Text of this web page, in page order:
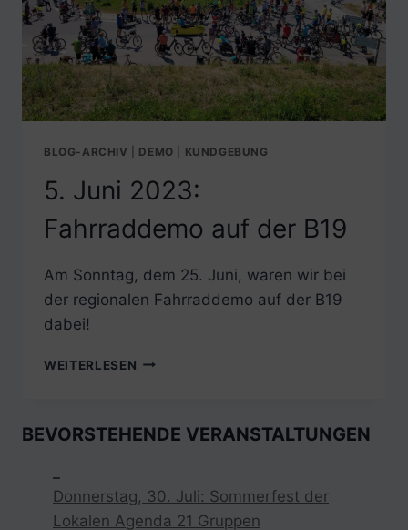
BLOG-ARCHIV DEMO KUNDGEBUNG
5. Juni 2023:
Fahrraddemo auf der B19
Am Sonntag, dem 25. Juni, waren wir bei
der regionalen Fahrraddemo auf der B19
dabei!
WEITERLESEN 5.
AUF
BEVORSTEHENDE VERANSTALTUNGEN
Donnerstag, 30. Juli: Sommerfest der
Lokalen Agenda 21 Gruppen